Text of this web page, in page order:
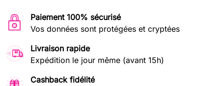
Paiement 100% sécurisé
Vos données sont protégées et cryptées
Livraison rapide
Expédition le jour même (avant 15h)
Cashback fidélité